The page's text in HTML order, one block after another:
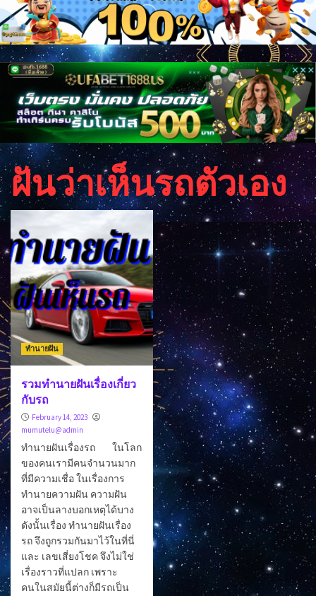
ฝันว่าเห็นรถตัวเอง
ทำนายฝัน
รวมทำนายฝันเรื่องเกี่ยว
กับรถ
February 14, 2023
mumutelu@admin
ทำนายฝันเรื่องรถ ในโลก
ของคนเรามีคนจำนวนมาก
ที่มีความเชื่อ ในเรื่องการ
ทำนายความฝัน ความฝัน
อาจเป็นลางบอกเหตุได้บาง
ดังนั้นเรื่อง ทำนายฝันเรื่อง
รถ จึงถูกรวมกันมาไว้ในที่นี่
และ เลขเสี่ยงโชค จึงไม่ใช่
เรื่องราวที่แปลก เพราะ
คนในสมัยนี้ต่างก็มีรถเป็น